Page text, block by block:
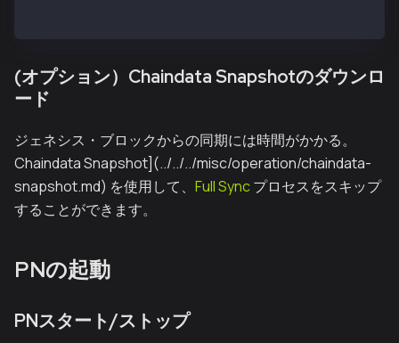
(オプション）Chaindata Snapshotのダウンロ
ード
ジェネシス・ブロックからの同期には時間がかかる。
Chaindata Snapshot](../../../misc/operation/chaindata-
snapshot.md) を使用して、 Full Syncプロセスをスキップ
することができます。
PNの起動
PNスタート/ストップ